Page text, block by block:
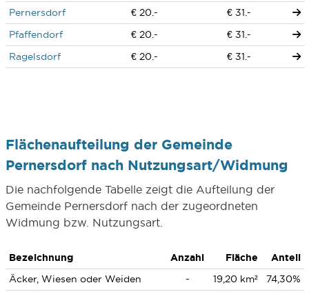
Pernersdorf
€ 20.-
€ 31.-
Pfaffendorf
€ 20.-
€ 31.-
Ragelsdorf
€ 20.- € 31.-
Flächenaufteilung der Gemeinde
Pernersdorf nach Nutzungsart/Widmung
Die nachfolgende Tabelle zeigt die Aufteilung der
Gemeinde Pernersdorf nach der zugeordneten
Widmung bzw. Nutzungsart.
Bezeichnung Anzahl Fläche
Anteil
Äcker, Wiesen oder Weiden
- 19,20 km² 74,30%